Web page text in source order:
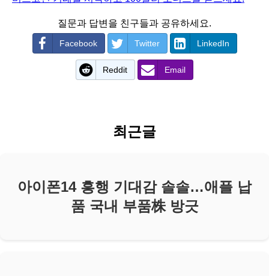
질문과 답변을 친구들과 공유하세요.
Facebook Twitter LinkedIn
Reddit Email
최근글
아이폰14 흥행 기대감 솔솔…애플 납
품 국내 부품株 방긋